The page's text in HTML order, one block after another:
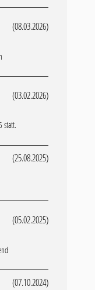
(08.03.2026)
(03.02.2026)
statt.
(25.08.2025)
(05.02.2025)
(07.10.2024)